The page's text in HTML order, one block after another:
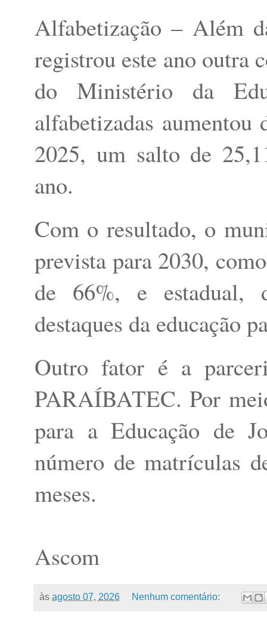
Alfabetização – Além
registrou este ano outra
do Ministério da
alfabetizadas
2025, um salto de
ano.
Com o resultado, o
prevista para 2030,
de 66%, e estadual,
destaques da educação
Outro fator é a
PARAÍBATEC. Por
para a Educação de
número de matrículas
meses.
Ascom
às agosto 07, 2026 Nenhum comentário: